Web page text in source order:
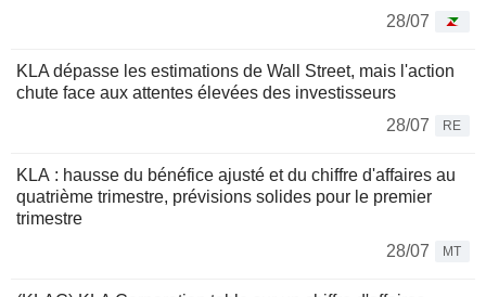
28/07
KLA dépasse les estimations de Wall Street, mais l'action
chute face aux attentes élevées des investisseurs
28/07
RE
KLA : hausse du bénéfice ajusté et du chiffre d'affaires au
quatrième trimestre, prévisions solides pour le premier
trimestre
28/07
MT